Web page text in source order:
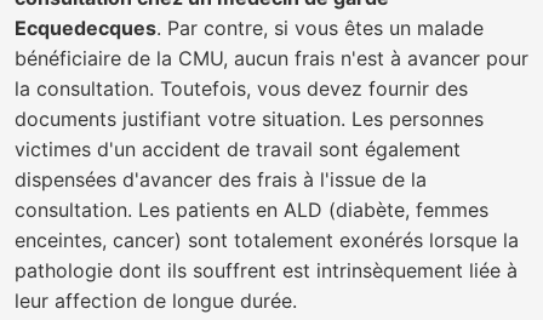
Ecquedecques. Par contre, si vous êtes un malade
bénéficiaire de la CMU, aucun frais n'est à avancer pour
la consultation. Toutefois, vous devez fournir des
documents justifiant votre situation. Les personnes
victimes d'un accident de travail sont également
dispensées d'avancer des frais à l'issue de la
consultation. Les patients en ALD (diabète, femmes
enceintes, cancer) sont totalement exonérés lorsque la
pathologie dont ils souffrent est intrinsèquement liée à
leur affection de longue durée.